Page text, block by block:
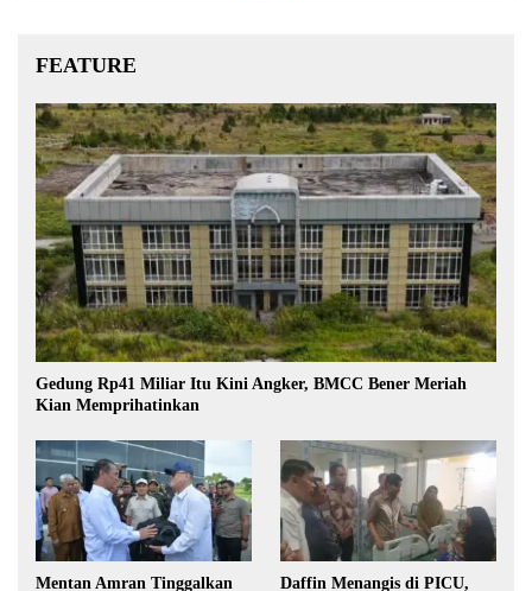
FEATURE
Gedung Rp41 Miliar Itu Kini Angker, BMCC Bener Meriah
Kian Memprihatinkan
Mentan Amran Tinggalkan Daffin Menangis di PICU,